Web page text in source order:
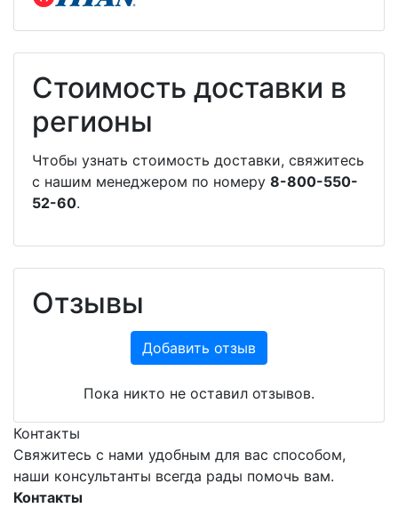
Стоимость доставки в
регионы
Чтобы узнать стоимость доставки, свяжитесь
с нашим менеджером по номеру 8-800-550-
52-60.
Отзывы
Добавить отзыв
Пока никто не оставил отзывов.
Контакты
Свяжитесь с нами удобным для вас способом,
наши консультанты всегда рады помочь вам.
Контакты